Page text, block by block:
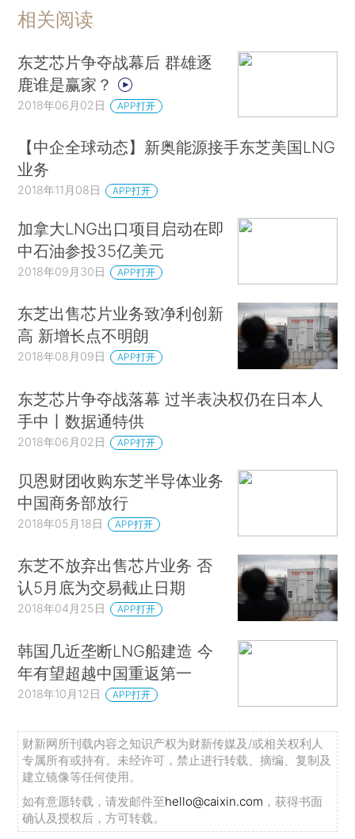
相关阅读
东芝芯片争夺战幕后 群雄逐
鹿谁是赢家？
2018年06月02日 APP打开
【中企全球动态】新奥能源接手东芝美国LNG
业务
2018年11月08日 APP打开
加拿大LNG出口项目启动在即
中石油参投35亿美元
2018年09月30日 APP打开
东芝出售芯片业务致净利创新
高 新增长点不明朗
2018年08月09日 APP打开
东芝芯片争夺战落幕 过半表决权仍在日本人
手中丨数据通特供
2018年06月02日 APP打开
贝恩财团收购东芝半导体业务
中国商务部放行
2018年05月18日 APP打开
东芝不放弃出售芯片业务 否
认5月底为交易截止日期
2018年04月25日 APP打开
韩国几近垄断LNG船建造 今
年有望超越中国重返第一
2018年10月12日 APP打开
财新网所刊载内容之知识产权为财新传媒及/或相关权利人
专属所有或持有。未经许可，禁止进行转载、摘编、复制及
建立镜像等任何使用。
如有意愿转载，请发邮件至hello@caixin.com ，获得书面
确认及授权后，方可转载。